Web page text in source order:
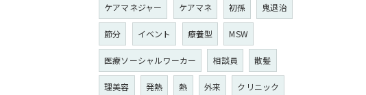
ケアマネジャー ケアマネ 初孫 鬼退治
節分 イベント 療養型 MSW
医療ソーシャルワーカー 相談員 散髪
理美容 発熱 熱 外来 クリニック